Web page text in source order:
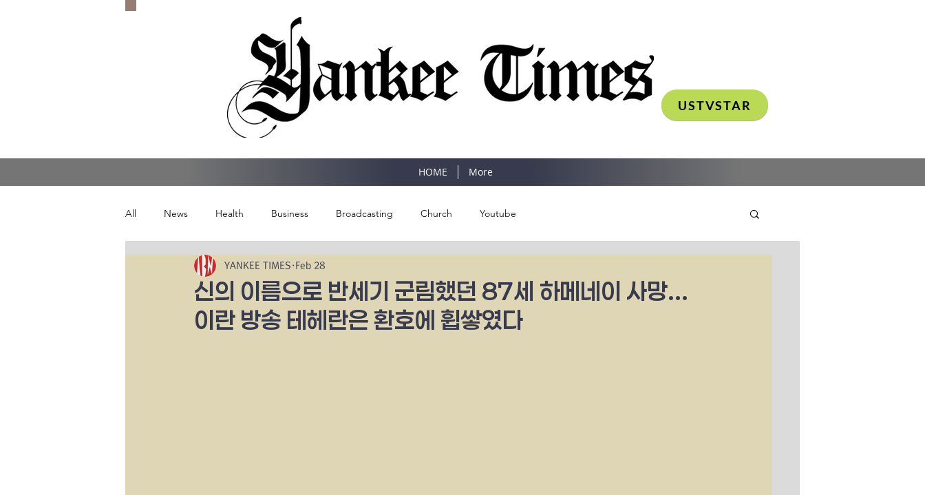
USTVSTAR
HOME More
All News Health Business Broadcasting Church Youtube
신의 이름으로 반세기 군림했던 87세 하메네이 사망...
이란 방송 테헤란은 환호에 휩쌓였다
YANKEE TIMES Feb 28